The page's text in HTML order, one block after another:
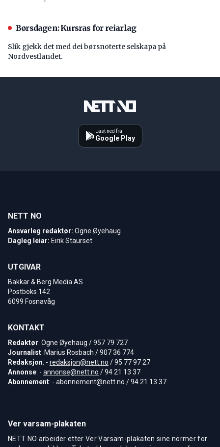
Børsdagen: Kursras for reiarlag
Slik gjekk det med dei børsnoterte selskapa på
Nordvestlandet.
Last ned fra
Google Play
NETT NO
Ansvarleg redaktør: Ogne Øyehaug
Dagleg leiar: Eirik Staurset
UTGIVAR
Bakkar & Berg Media AS
Postboks 142
6099 Fosnavåg
KONTAKT
Redaktør: Ogne Øyehaug / 957 79 727
Journalist: Marius Rosbach / 907 36 774
Redaksjon: - redaksjon@nett.no / 95 77 97 27
Annonse: - annonse@nett.no / 94 21 13 37
Abonnement: - abonnement@nett.no / 94 21 13 37
Ver varsam-plakaten
NETT NO arbeider etter Ver Varsam-plakaten sine normer for